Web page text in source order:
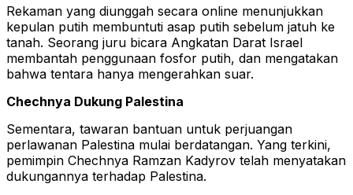
Rekaman yang diunggah secara online menunjukkan
kepulan putih membuntuti asap putih sebelum jatuh ke
tanah. Seorang juru bicara Angkatan Darat Israel
membantah penggunaan fosfor putih, dan mengatakan
bahwa tentara hanya mengerahkan suar.
Chechnya Dukung Palestina
Sementara, tawaran bantuan untuk perjuangan
perlawanan Palestina mulai berdatangan. Yang terkini,
pemimpin Chechnya Ramzan Kadyrov telah menyatakan
dukungannya terhadap Palestina.